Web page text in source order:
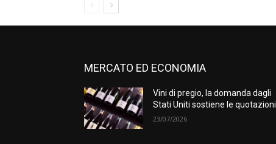
MERCATO ED ECONOMIA
Vini di pregio, la domanda dagli
Stati Uniti sostiene le quotazioni
23/07/2026